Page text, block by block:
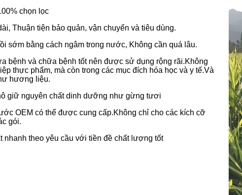
chọn lọc
Thuận tiện bảo quản, vận chuyển và tiêu dùng.
sớm bằng cách ngâm trong nước, Không cần quá lâu.
bệnh và chữa bệnh tốt nên được sử dụng rộng rãi.Không
thực phẩm, mà còn trong các mục đích hóa học và y tế.Và
hương liệu.
giữ nguyên chất dinh dưỡng như gừng tươi
OEM có thể được cung cấp.Không chỉ cho các kích cỡ
gói.
nhanh theo yêu cầu với tiền đề chất lượng tốt